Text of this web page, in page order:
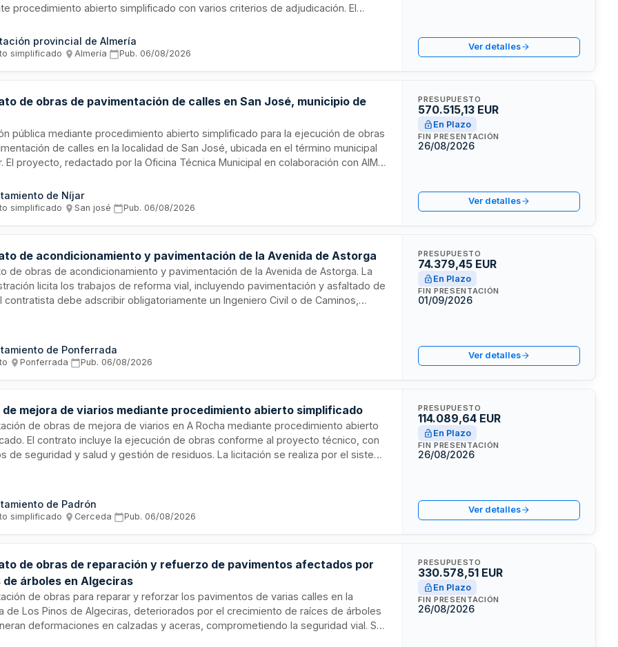
procedimiento abierto simplificado con varios criterios de adjudicación. El
administrativas aprobadas por el órgano de contratación competente.
provincial de Almería
simplificado· Almería· Pub. 06/08/2026
Ver detalles
de obras de pavimentación de calles en San José, municipio de
pública mediante procedimiento abierto simplificado para la ejecución de obras
de calles en la localidad de San José, ubicada en el término municipal
El proyecto, redactado por la Oficina Técnica Municipal en colaboración con AIMA
que requieren ejecución única. Se adjudicará conforme a criterios de
calidad-precio.
de Níjar
simplificado· San josé· Pub. 06/08/2026
PRESUPUESTO
570.515,13 EUR
En Plazo
FIN PRESENTACIÓN
26/08/2026
Ver detalles
de acondicionamiento y pavimentación de la Avenida de Astorga
de obras de acondicionamiento y pavimentación de la Avenida de Astorga. La
licita los trabajos de reforma vial, incluyendo pavimentación y asfaltado de
contratista debe adscribir obligatoriamente un Ingeniero Civil o de Caminos,
seleccionada, con un período de garantía de doce meses desde la recepción
La propuesta debe incluir memoria constructiva, programa de trabajos y
de Ponferrada
· Ponferrada· Pub. 06/08/2026
PRESUPUESTO
74.379,45 EUR
En Plazo
FIN PRESENTACIÓN
01/09/2026
Ver detalles
de mejora de viarios mediante procedimiento abierto simplificado
de obras de mejora de viarios en A Rocha mediante procedimiento abierto
El contrato incluye la ejecución de obras conforme al proyecto técnico, con
de seguridad y salud y gestión de residuos. La licitación se realiza por el sistema
de Padrón
simplificado· Cerceda· Pub. 06/08/2026
PRESUPUESTO
114.089,64 EUR
En Plazo
FIN PRESENTACIÓN
26/08/2026
Ver detalles
de obras de reparación y refuerzo de pavimentos afectados por
de árboles en Algeciras
de obras para reparar y reforzar los pavimentos de varias calles en la
de Los Pinos de Algeciras, deteriorados por el crecimiento de raíces de árboles
deformaciones en calzadas y aceras, comprometiendo la seguridad vial. Se
PRESUPUESTO
330.578,51 EUR
En Plazo
FIN PRESENTACIÓN
26/08/2026